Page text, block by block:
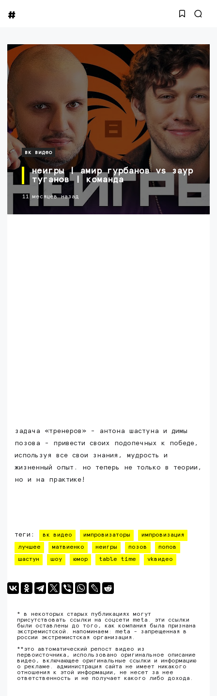
вк видео
неигры | амир гурбанов vs заур
туганов | команда
11 месяцев назад
задача «тренеров» - антона шастуна и димы
позова - привести своих подопечных к победе,
используя все свои знания, мудрость и
жизненный опыт. но теперь не только в теории,
но и на практике!
теги: вк видео импровизаторы импровизация
лучшее матвиенко неигры позов попов
шастун шоу юмор table time vkвидео
* в некоторых старых публикациях могут
присутствовать ссылки на соцсети meta. эти ссылки
были оставлены до того, как компания была признана
экстремистской. напоминаем: meta - запрещенная в
россии экстремистская организация.
**это автоматический репост видео из
первоисточника, использовано оригинальное описание
видео, включающее оригинальные ссылки и информацию
о рекламе. администрация сайта не имеет никакого
отношения к этой информации, не несет за нее
ответственность и не получает какого либо дохода.